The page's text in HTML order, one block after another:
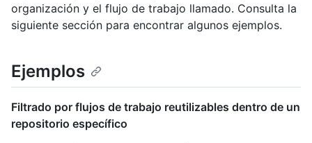
organización y el flujo de trabajo llamado. Consulta la
siguiente sección para encontrar algunos ejemplos.
Ejemplos
Filtrado por flujos de trabajo reutilizables dentro de un
repositorio específico